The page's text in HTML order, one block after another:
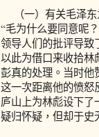
（一）有关毛泽东
“毛为什么要同意呢
领导人们的批评导致
以此为借口来收拾林
彭真的处理。当时他
这一次距离他的愤怒
庐山上为林彪设下
疑归怀疑，但却于史